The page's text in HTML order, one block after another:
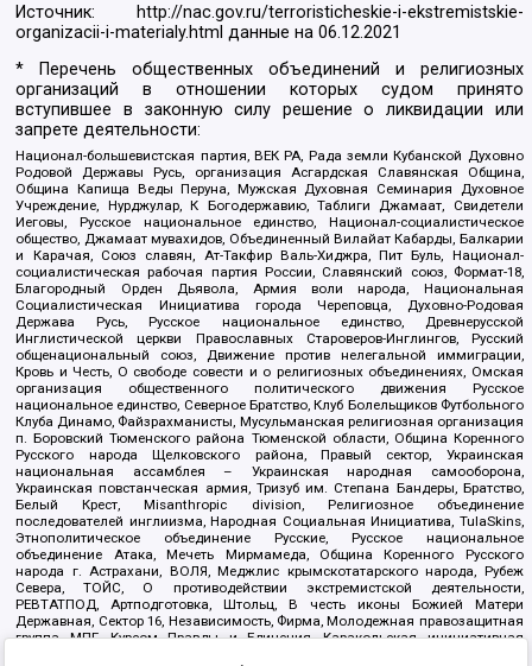
Источник:
http://nac.gov.ru/terroristicheskie-i-ekstremistskie-
organizacii-i-materialy.html данные на06.12.2021
* Перечень общественных объединений и религиозных
организаций в отношении которых судом принято
вступившее в законную силу решение о ликвидации или
запрете деятельности:
Национал-большевистская партия, ВЕК РА, Рада земли Кубанской Духовно
Родовой Державы Русь, организация Асгардская Славянская Община,
Община Капища Веды Перуна, Мужская Духовная Семинария Духовное
Учреждение, Нурджулар, К Богодержавию, Таблиги Джамаат, Свидетели
Иеговы, Русское национальное единство, Национал-социалистическое
общество, Джамаат мувахидов, Объединенный Вилайат Кабарды, Балкарии
и Карачая, Союз славян, Ат-Такфир Валь-Хиджра, Пит Буль, Национал-
социалистическая рабочая партия России, Славянский союз, Формат-18,
Благородный Орден Дьявола, Армия воли народа, Национальная
Социалистическая Инициатива города Череповца, Духовно-Родовая
Держава Русь, Русское национальное единство, Древнерусской
Инглистической церкви Православных Староверов-Инглингов, Русский
общенациональный союз, Движение против нелегальной иммиграции,
Кровь и Честь, О свободе совести и о религиозных объединениях, Омская
организация общественного политического движения Русское
национальное единство, Северное Братство, Клуб Болельщиков Футбольного
Клуба Динамо, Файзрахманисты, Мусульманская религиозная организация
п. Боровский Тюменского района Тюменской области, Община Коренного
Русского народа Щелковского района, Правый сектор, Украинская
национальная ассамблея – Украинская народная самооборона,
Украинская повстанческая армия, Тризуб им. Степана Бандеры, Братство,
Белый Крест, Misanthropic division, Религиозное объединение
последователей инглиизма, Народная Социальная Инициатива, TulaSkins,
Этнополитическое объединение Русские, Русское национальное
объединение Атака, Мечеть Мирмамеда, Община Коренного Русского
народа г. Астрахани, ВОЛЯ, Меджлис крымскотатарского народа, Рубеж
Севера, ТОЙС, О противодействии экстремистской деятельности,
РЕВТАТПОД, Артподготовка, Штольц, В честь иконы Божией Матери
Державная, Сектор 16, Независимость, Фирма, Молодежная правозащитная
группа МПГ, Курсом Правды и Единения, Каракольская инициативная